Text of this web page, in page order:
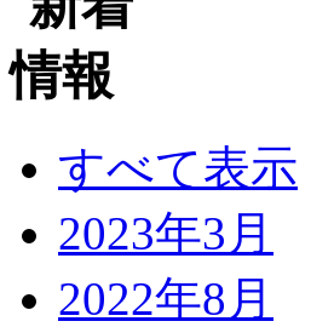
すべて表示
2023年3月
2022年8月